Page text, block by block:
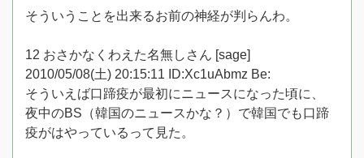
そういうことを出来るお前の神経が判らんわ。
12 おさかなくわえた名無しさん [sage]
2010/05/08(土) 20:15:11 ID:Xc1uAbmz Be:
そういえば口蹄疫が最初にニュースになった頃に、
夜中のBS（韓国のニュースかな？）で韓国でも口蹄
疫がはやっているって見た。